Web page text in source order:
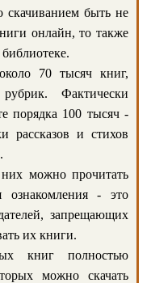
скачиванием быть не
онлайн, то также
70 тысяч книг,
Фактически
порядка 100 тысяч -
рассказов и стихов
можно прочитать
ознакомления - это
запрещающих
их книги.
книг полностью
можно скачать